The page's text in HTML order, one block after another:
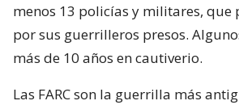
menos 13 policías y militares, que
por sus guerrilleros presos.
más de 10 años en cautiverio.
Las FARC son la guerrilla más